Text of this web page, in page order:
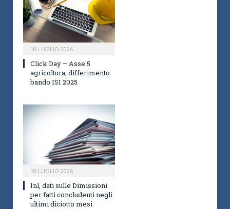
10 LUGLIO 2026
Click Day – Asse 5
agricoltura, differimento
bando ISI 2025
10 LUGLIO 2026
Inl, dati sulle Dimissioni
per fatti concludenti negli
ultimi diciotto mesi